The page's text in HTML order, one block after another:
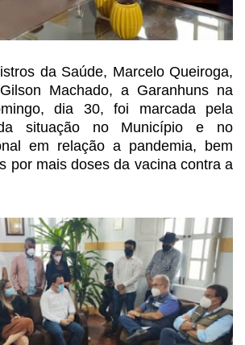
daSaúde, Marcelo Queiroga,
Machado, a Garanhuns na
dia 30, foi marcada pela
situação no Município e no
em relação a pandemia, bem
pormais doses da vacina contra a